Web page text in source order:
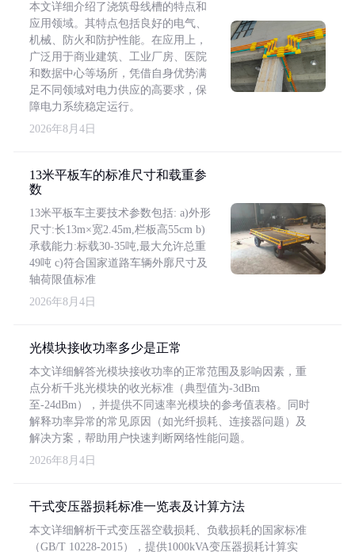
本文详细介绍了浇筑母线槽的特点和
应用领域。其特点包括良好的电气、
机械、防火和防护性能。在应用上，
广泛用于商业建筑、工业厂房、医院
和数据中心等场所，凭借自身优势满
足不同领域对电力供应的高要求，保
障电力系统稳定运行。
2026年8月4日
13米平板车的标准尺寸和载重参
数
13米平板车主要技术参数包括: a)外形
尺寸:长13m×宽2.45m,栏板高55cm b)
承载能力:标载30-35吨,最大允许总重
49吨 c)符合国家道路车辆外廓尺寸及
轴荷限值标准
2026年8月4日
光模块接收功率多少是正常
本文详细解答光模块接收功率的正常范围及影响因素，重
点分析千兆光模块的收光标准（典型值为-3dBm
至-24dBm），并提供不同速率光模块的参考值表格。同时
解释功率异常的常见原因（如光纤损耗、连接器问题）及
解决方案，帮助用户快速判断网络性能问题。
2026年8月4日
干式变压器损耗标准一览表及计算方法
本文详细解析干式变压器空载损耗、负载损耗的国家标准
（GB/T 10228-2015），提供1000kVA变压器损耗计算实